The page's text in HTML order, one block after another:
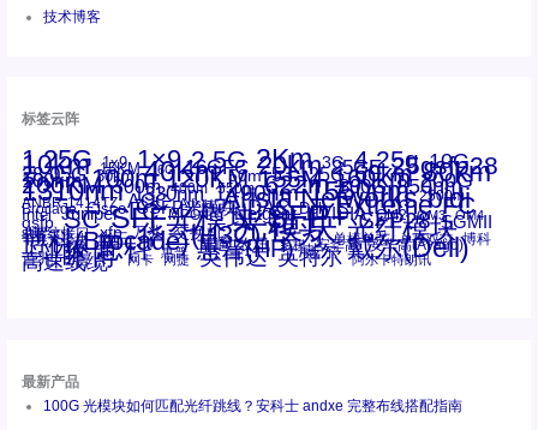
技术博客
标签云阵
1.25G 1x9 1×9 2.5G 2Km 3G 4.25g 10G
10km 15KM 16G 16GFC 20km 25GE 25gsfp28
28.05G 30km 40Km 50m 53.125G 60km 80km
100km 100m 120KM 155M 160km 200G
200KM 300m 400m 550m 622m 800G 850nm
1310nm 1330nm 1490nm 1550nm 2500m
ANBR-1414TZ AOC Arista Arista Networks bidi
Brocade Cisco CSFP光模块 DAC Dell Extreme FC
Intel Juniper LC MPO-LC Netgear NVIDIA OM2 OM3 OM4
qsfp SC SFF光模块 SFP+ SFP28 SGMII
st螺纹接口 xfp 万兆 交换机 光模块 光纤模块
千兆光模块 华三 华三(H3C) 华为 单模单芯 单模双芯 博科
博科(Brocade) 博通 友讯 多模 安华高 安华高(Avago)
工业级 思科 惠普 惠普(HP) 戴尔 戴尔(Dell)
百兆 瞻博 网卡 网捷 英伟达 英特尔 阿尔卡特朗讯
高速线缆
最新产品
100G 光模块如何匹配光纤跳线？安科士 andxe 完整布线搭配指南